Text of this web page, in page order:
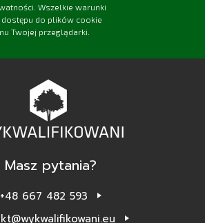
Wszelkie warunki
do plików cookie
Twojej przeglądarki.
Masz pytania?
+48 667 482 593